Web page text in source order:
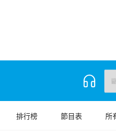
排行榜 節目表 所